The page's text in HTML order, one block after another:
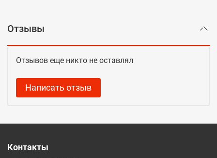
Отзывы
Отзывов еще никто не оставлял
Написать отзыв
Контакты